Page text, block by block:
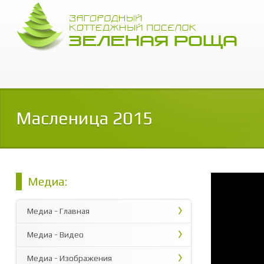
Масленица 2015
Медиа:
Медиа - Главная
Медиа - Видео
Медиа - Изображения